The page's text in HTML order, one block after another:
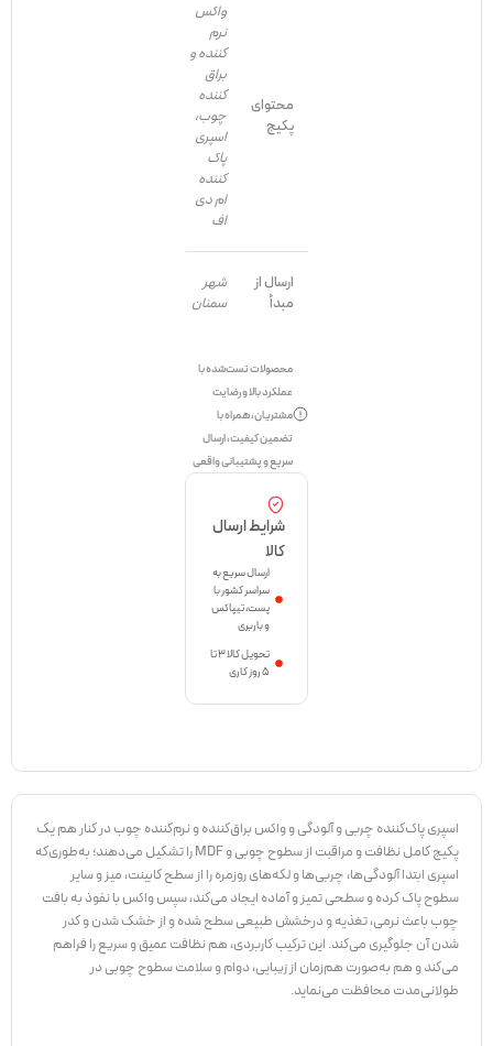
محتوای
پکیج
واکس
نرم
کننده و
براق
کننده
چوب،
اسپری
پاک
کننده
ام دی
اف
ارسال از
مبدأ
شهر
سمنان
محصولات تست‌شده با
عملکرد بالا و رضایت
مشتریان، همراه با
تضمین کیفیت، ارسال
سریع و پشتیبانی واقعی
شرایط ارسال
کالا
ارسال سریع به
سراسر کشور با
پست، تیپاکس
و باربری
تحویل کالا ۳ تا
۵ روز کاری
اسپری پاک‌کننده چربی و آلودگی و واکس براق‌کننده و نرم‌کننده چوب در کنار هم یک
پکیج کامل نظافت و مراقبت از سطوح چوبی و MDF را تشکیل می‌دهند؛ به‌طوری‌که
اسپری ابتدا آلودگی‌ها، چربی‌ها و لکه‌های روزمره را از سطح کابینت، میز و سایر
سطوح پاک کرده و سطحی تمیز و آماده ایجاد می‌کند، سپس واکس با نفوذ به بافت
چوب باعث نرمی، تغذیه و درخشش طبیعی سطح شده و از خشک شدن و کدر
شدن آن جلوگیری می‌کند. این ترکیب کاربردی، هم نظافت عمیق و سریع را فراهم
می‌کند و هم به‌صورت هم‌زمان از زیبایی، دوام و سلامت سطوح چوبی در
طولانی‌مدت محافظت می‌نماید.